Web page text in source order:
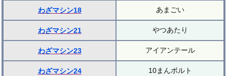
わざマシン18 あまごい
わざマシン21 やつあたり
わざマシン23 アイアンテール
わざマシン24 10まんボルト